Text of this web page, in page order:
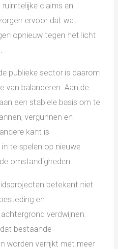
claims en
ervoor dat wat
opnieuw tegen het licht
publieke sector is daarom
van balanceren. Aan de
een stabiele basis om te
vergunnen en
kant is
te spelen op nieuwe
omstandigheden.
betekent niet
en
verdwijnen.
bestaande
worden verrijkt met meer